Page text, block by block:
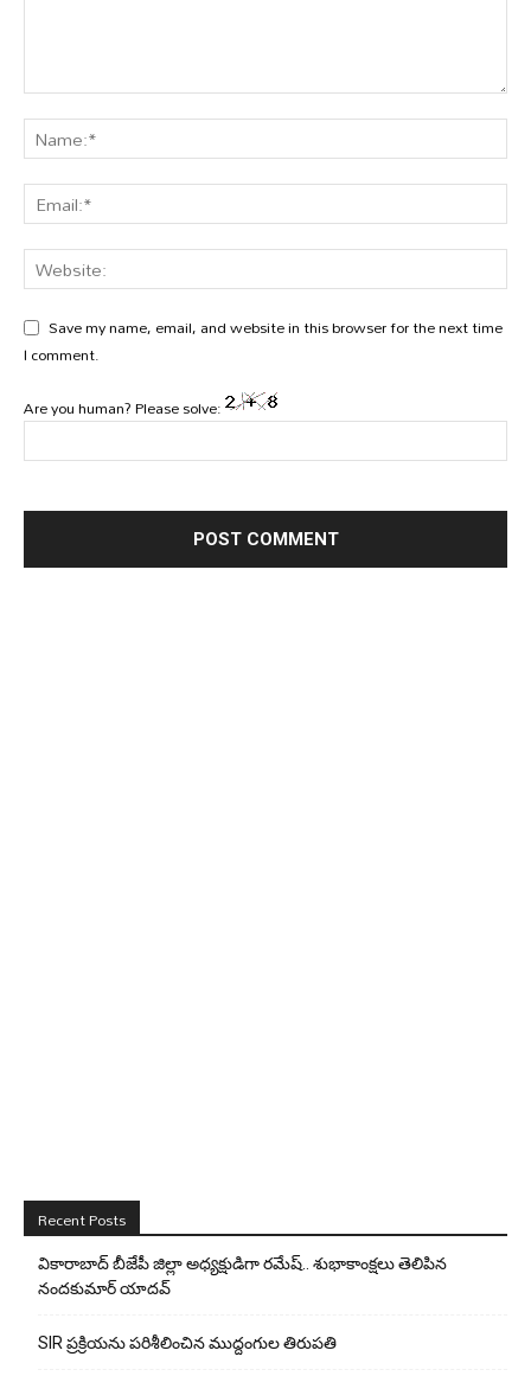
Save my name, email, and website in this browser for the next time
I comment.
Are you human? Please solve:
Recent Posts
వికారాబాద్ బీజేపీ జిల్లా అధ్యక్షుడిగా రమేష్‌.. శుభాకాంక్షలు తెలిపిన
నందకుమార్ యాదవ్
SIR ప్రక్రియను పరిశీలించిన ముద్దంగుల తిరుపతి